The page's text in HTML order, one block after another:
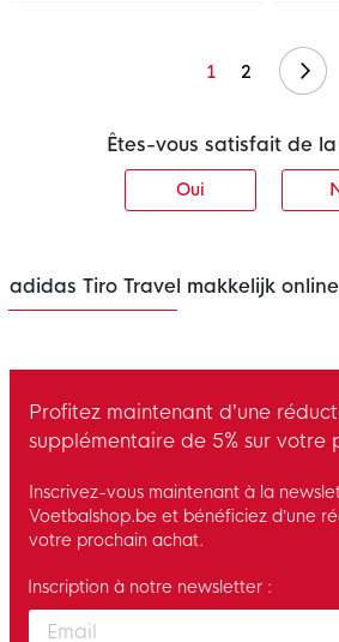
1 2
Êtes-vous satisfait de
Oui
adidas Tiro Travel makkelijk
Profitez maintenant d’une
supplémentaire de 5% sur votre
Inscrivez-vous maintenant à la
Voetbalshop.be et bénéficiez d’une
votre prochain achat.
Enter your email and accept the
Inscription à notre newsletter :